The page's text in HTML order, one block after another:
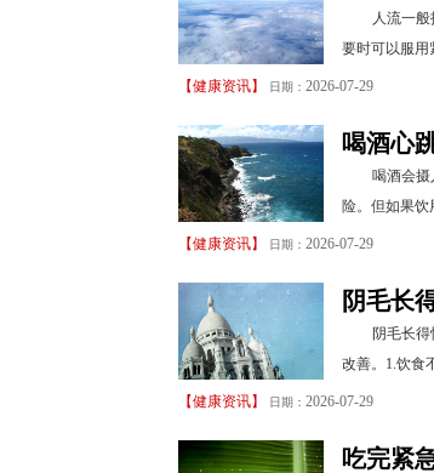
人流一
要时可以服用
【健康资讯】 日期： 2026-07-29
喝酒心
喝酒会摄
险。但如果
【健康资讯】 日期： 2026-07-29
阴毛长
阴毛长
改善。1.饮食
【健康资讯】 日期： 2026-07-29
吃完紧